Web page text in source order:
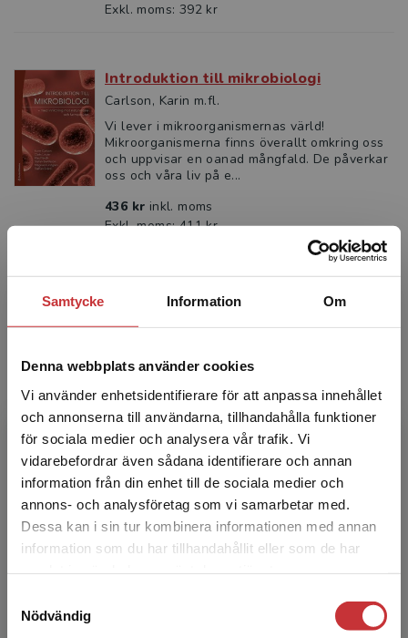
Samtycke Information Om
Denna webbplats använder cookies
Vi använder enhetsidentifierare för att anpassa innehållet
och annonserna till användarna, tillhandahålla funktioner
för sociala medier och analysera vår trafik. Vi
vidarebefordrar även sådana identifierare och annan
information från din enhet till de sociala medier och
annons- och analysföretag som vi samarbetar med.
Dessa kan i sin tur kombinera informationen med annan
information som du har tillhandahållit eller som de har
Nödvändig
Begränsad fraktregion
Det verkar som att du besöker
studentlitteratur.se via en enhet utanför Sverige.
Vi erbjuder inte leveranser utanför Sverige. För
att kunna slutföra ett köp måste
Exkl. moms: 392 kr
Introduktion till mikrobiologi
Carlson, Karin m.fl.
Vi lever i mikroorganismernas värld!
Mikroorganismerna finns överallt omkring oss
och uppvisar en oanad mångfald. De påverkar
oss och våra liv på e...
436 kr inkl. moms
Exkl. moms: 411 kr
Kurslitteraturpriset
Carlson, Karin m.fl.
Mikroorganismerna finns överallt omkring oss
och uppvisar en oanad mångfald. De påverkar
oss och våra liv på e...
271 krinkl. moms
Exkl. moms: 256 kr